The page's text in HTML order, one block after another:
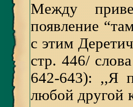
Между
появление
с этим
стр. 446/
642-643): ,,Я
любой другой